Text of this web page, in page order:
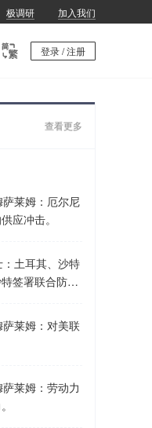
极调研 加入我们
登录 / 注册
查看更多
莱姆：厄尔尼
应冲击。
土耳其、沙特
签署联合防务
莱姆：对美联
莱姆：劳动力